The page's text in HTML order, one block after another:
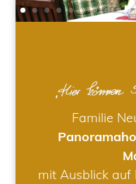
Familie
mit Ausblick auf